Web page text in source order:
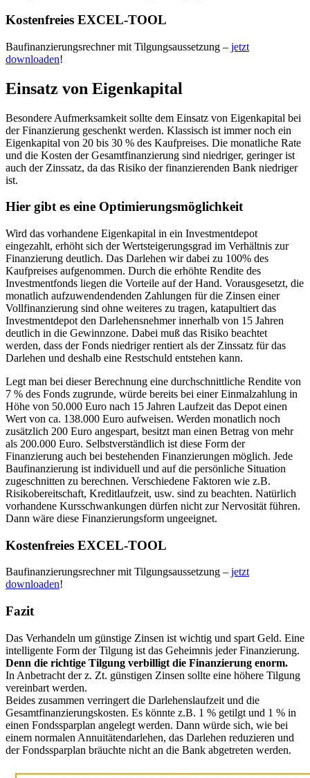
Kostenfreies EXCEL-TOOL
Baufinanzierungsrechner mit Tilgungsaussetzung – jetzt
downloaden!
Einsatz von Eigenkapital
Besondere Aufmerksamkeit sollte dem Einsatz von Eigenkapital bei
der Finanzierung geschenkt werden. Klassisch ist immer noch ein
Eigenkapital von 20 bis 30 % des Kaufpreises. Die monatliche Rate
und die Kosten der Gesamtfinanzierung sind niedriger, geringer ist
auch der Zinssatz, da das Risiko der finanzierenden Bank niedriger
ist.
Hier gibt es eine Optimierungsmöglichkeit
Wird das vorhandene Eigenkapital in ein Investmentdepot
eingezahlt, erhöht sich der Wertsteigerungsgrad im Verhältnis zur
Finanzierung deutlich. Das Darlehen wir dabei zu 100% des
Kaufpreises aufgenommen. Durch die erhöhte Rendite des
Investmentfonds liegen die Vorteile auf der Hand. Vorausgesetzt, die
monatlich aufzuwendendenden Zahlungen für die Zinsen einer
Vollfinanzierung sind ohne weiteres zu tragen, katapultiert das
Investmentdepot den Darlehensnehmer innerhalb von 15 Jahren
deutlich in die Gewinnzone. Dabei muß das Risiko beachtet
werden, dass der Fonds niedriger rentiert als der Zinssatz für das
Darlehen und deshalb eine Restschuld entstehen kann.
Legt man bei dieser Berechnung eine durchschnittliche Rendite von
7 % des Fonds zugrunde, würde bereits bei einer Einmalzahlung in
Höhe von 50.000 Euro nach 15 Jahren Laufzeit das Depot einen
Wert von ca. 138.000 Euro aufweisen. Werden monatlich noch
zusätzlich 200 Euro angespart, besitzt man einen Betrag von mehr
als 200.000 Euro. Selbstverständlich ist diese Form der
Finanzierung auch bei bestehenden Finanzierungen möglich. Jede
Baufinanzierung ist individuell und auf die persönliche Situation
zugeschnitten zu berechnen. Verschiedene Faktoren wie z.B.
Risikobereitschaft, Kreditlaufzeit, usw. sind zu beachten. Natürlich
vorhandene Kursschwankungen dürfen nicht zur Nervosität führen.
Dann wäre diese Finanzierungsform ungeeignet.
Kostenfreies EXCEL-TOOL
Baufinanzierungsrechner mit Tilgungsaussetzung – jetzt
downloaden!
Fazit
Das Verhandeln um günstige Zinsen ist wichtig und spart Geld. Eine
intelligente Form der Tilgung ist das Geheimnis jeder Finanzierung.
Denn die richtige Tilgung verbilligt die Finanzierung enorm.
In Anbetracht der z. Zt. günstigen Zinsen sollte eine höhere Tilgung
vereinbart werden.
Beides zusammen verringert die Darlehenslaufzeit und die
Gesamtfinanzierungskosten. Es könnte z.B. 1 % getilgt und 1 % in
einen Fondssparplan angelegt werden. Dann würde sich, wie bei
einem normalen Annuitätendarlehen, das Darlehen reduzieren und
der Fondssparplan bräuchte nicht an die Bank abgetreten werden.